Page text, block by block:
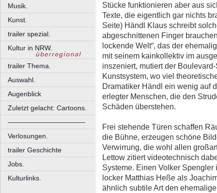
Musik.
Kunst.
trailer spezial.
Kultur in NRW.
trailer Thema.
Auswahl.
Augenblick
Zuletzt gelacht: Cartoons.
––––––––––––––––––––
Verlosungen.
trailer Geschichte
Jobs.
Kulturlinks.
Stücke funktionieren aber aus
Texte, die eigentlich gar nichts
Seite) Händl Klaus schreibt
abgeschnittenen Finger
lockende Welt“, das der
mit seinem kainkollektiv im
inszeniert, mutiert der
Kunstsystem, wo viel
Dramatiker Händl ein wenig auf
erlegter Menschen, die den
Schäden überstehen.
Frei stehende Türen schaffen
die Bühne, erzeugen schöne
Verwirrung, die wohl allen
Lettow zitiert videotechnisch
Systeme. Einen Volker
locker Matthias Heße als
ähnlich subtile Art den